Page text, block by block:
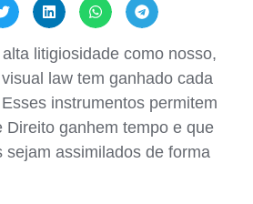
litigiosidade como nosso,
law tem ganhado cada
instrumentos permitem
Direito ganhem tempo e que
sejam assimilados de forma